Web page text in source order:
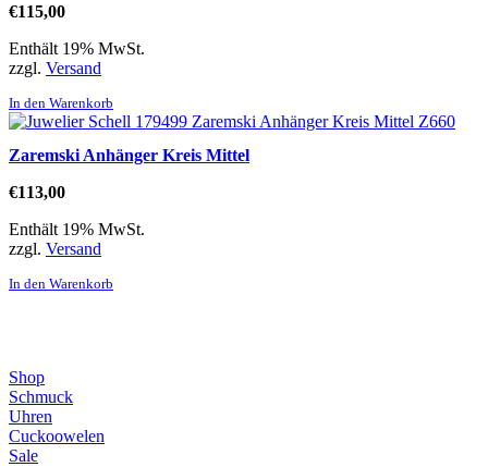
€115,00
Enthält 19% MwSt.
zzgl. Versand
In den Warenkorb
Zaremski Anhänger Kreis Mittel
€113,00
Enthält 19% MwSt.
zzgl. Versand
In den Warenkorb
Shop
Schmuck
Uhren
Cuckoowelen
Sale